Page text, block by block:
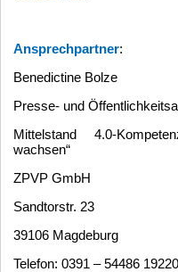
Ansprechpartner:
Benedictine Bolze
Presse- und
Mittelstand 4.0-
wachsen“
ZPVP GmbH
Sandtorstr. 23
39106 Magdeburg
Telefon: 0391 – 54486 19220